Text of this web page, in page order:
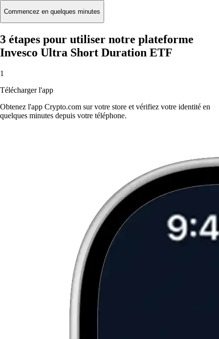
Commencez en quelques minutes
3 étapes pour utiliser notre plateforme
Invesco Ultra Short Duration ETF
1
Télécharger l'app
Obtenez l'app Crypto.com sur votre store et vérifiez votre identité en
quelques minutes depuis votre téléphone.